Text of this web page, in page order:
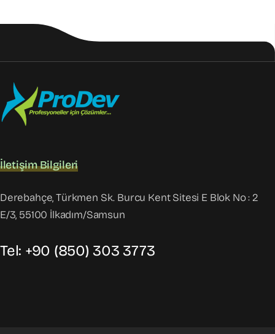
İletişim Bilgileri
Derebahçe, Türkmen Sk. Burcu Kent Sitesi E Blok No : 2
E/3, 55100 İlkadım/Samsun
Tel: +90 (850) 303 3773